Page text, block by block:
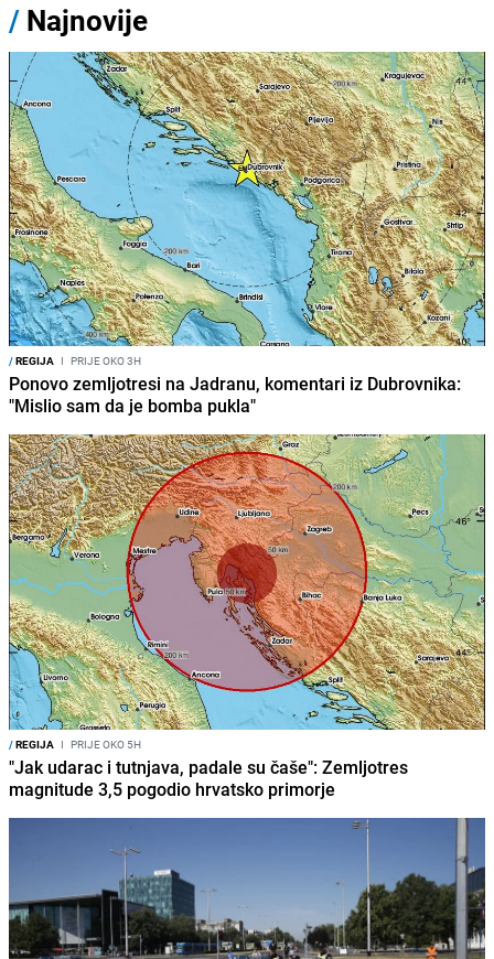
/ Najnovije
/REGIJA I PRIJE OKO 3H
Ponovo zemljotresi na Jadranu, komentari iz Dubrovnika:
"Mislio sam da je bomba pukla"
/REGIJA I PRIJE OKO 5H
"Jak udarac i tutnjava, padale su čaše": Zemljotres
magnitude 3,5 pogodio hrvatsko primorje